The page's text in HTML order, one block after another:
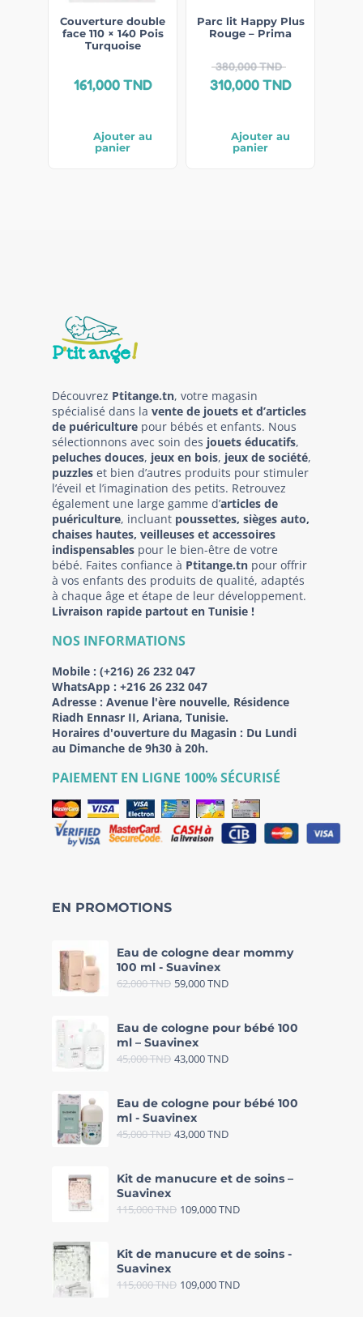
Couverture double
face 110 × 140 Pois
Turquoise
161,000TND
Ajouter au
panier
Parc lit Happy Plus
Rouge – Prima
380,000TND
310,000TND
Ajouter au
panier
Découvrez Ptitange.tn, votre magasin
spécialisé dans la vente de jouets et d’articles
de puériculture pour bébés et enfants. Nous
sélectionnons avec soin des jouets éducatifs,
peluches douces, jeux en bois, jeux de société,
puzzles et bien d’autres produits pour stimuler
l’éveil et l’imagination des petits. Retrouvez
également une large gamme d’articles de
puériculture, incluant poussettes, sièges auto,
chaises hautes, veilleuses et accessoires
indispensables pour le bien-être de votre
bébé. Faites confiance à Ptitange.tn pour offrir
à vos enfants des produits de qualité, adaptés
à chaque âge et étape de leur développement.
Livraison rapide partout en Tunisie !
NOS INFORMATIONS
Mobile : (+216) 26 232 047
WhatsApp : +216 26 232 047
Adresse : Avenue l'ère nouvelle, Résidence
Riadh Ennasr II, Ariana, Tunisie.
Horaires d'ouverture du Magasin : Du Lundi
au Dimanche de 9h30 à 20h.
PAIEMENT EN LIGNE 100% SÉCURISÉ
EN PROMOTIONS
Eau de cologne dear mommy
100 ml - Suavinex
62,000TND 59,000TND
Eau de cologne pour bébé 100
ml – Suavinex
45,000TND 43,000TND
Eau de cologne pour bébé 100
ml - Suavinex
45,000TND 43,000TND
Kit de manucure et de soins –
Suavinex
115,000TND 109,000TND
Kit de manucure et de soins -
Suavinex
115,000TND 109,000TND